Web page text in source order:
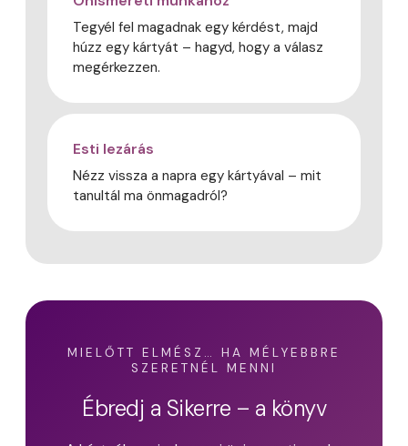
Tegyél fel magadnak egy kérdést, majd
húzz egy kártyát – hagyd, hogy a válasz
megérkezzen.
Esti lezárás
Nézz vissza a napra egy kártyával – mit
tanultál ma önmagadról?
MIELŐTT ELMÉSZ… HA MÉLYEBBRE
SZERETNÉL MENNI
Ébredj a Sikerre – a könyv